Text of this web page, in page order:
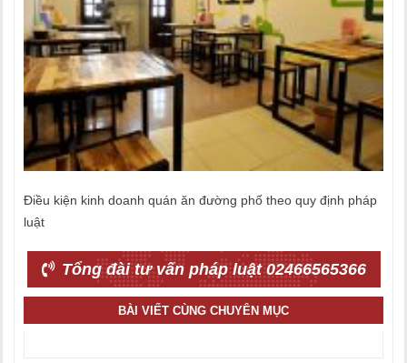
Điều kiện kinh doanh quán ăn đường phố theo quy định pháp
luật
Tổng đài tư vấn pháp luật 02466565366
BÀI VIẾT CÙNG CHUYÊN MỤC